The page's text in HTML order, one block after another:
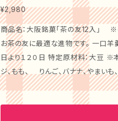
された博多あまおうとこだわりのう
し、すべて手作りで仕上げた逸品です。 ### ポイント： このセットには、プレミアムな博多あまお
沢に使用した「ごろっと苺大福」と
ム感満点な内容です。特別な日やお
#### 店主の声 「京都 養老軒」の苺大福は、手作りの温かみと、新鮮な素材にこだわっています。その美
味しさを通じて、皆様の大切な日にほん
詳細】 「ごろっと苺大福」は、冷凍庫から出してすぐにお召し上がりいただけます。やわらかなもち生地と
新鮮な苺のコンビネーションは、デザート
¥2,980
商品名：大阪銘菓「茶の友12入」 ※
お茶の友に最適な進物です。 一口羊羹（小倉×４、栗・抹茶・梅×各２、柚子・黒豆×各１） 賞味期限：製造
日より１２０日 特定原材料：大豆 ※本品製造工場では乳成分、卵、そば、小麦、アーモンド、大豆、オレン
ジ、もも、 りんご、バナナ、やまいも、
法：高温多湿・直射日光を避けて常温保存してください。 ★当店
様々な和菓子を販売しております。
総裁賞」を受賞し、 代表銘菓「栗ほ